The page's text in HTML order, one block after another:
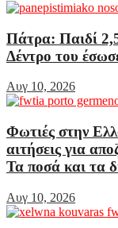
Πάτρα: Παιδί
Δέντρο του
Αυγ 10, 2026
Φωτιές στην
αιτήσεις για
Τα ποσά και τα
Αυγ 10, 2026